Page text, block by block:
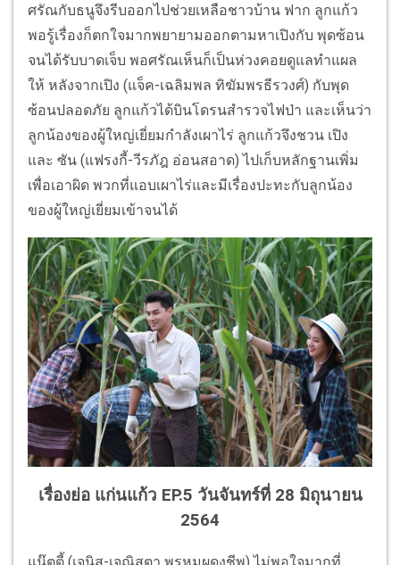
ศรัณกับธนูจึงรีบออกไปช่วยเหลือชาวบ้าน ฟาก ลูกแก้ว
พอรู้เรื่องก็ตกใจมากพยายามออกตามหาเปิงกับ พุดซ้อน
จนได้รับบาดเจ็บ พอศรัณเห็นก็เป็นห่วงคอยดูแลทำแผล
ให้ หลังจากเปิง (แจ็ค-เฉลิมพล ทิฆัมพรธีรวงศ์) กับพุด
ซ้อนปลอดภัย ลูกแก้วได้บินโดรนสำรวจไฟป่า และเห็นว่า
ลูกน้องของผู้ใหญ่เยี่ยมกำลังเผาไร่ ลูกแก้วจึงชวน เปิง
และ ซัน (แฟรงกี้-วีรภัฎ อ่อนสอาด) ไปเก็บหลักฐานเพิ่ม
เพื่อเอาผิด พวกที่แอบเผาไร่และมีเรื่องปะทะกับลูกน้อง
ของผู้ใหญ่เยี่ยมเข้าจนได้
เรื่องย่อ แก่นแก้ว EP.5 วันจันทร์ที่ 28 มิถุนายน
2564